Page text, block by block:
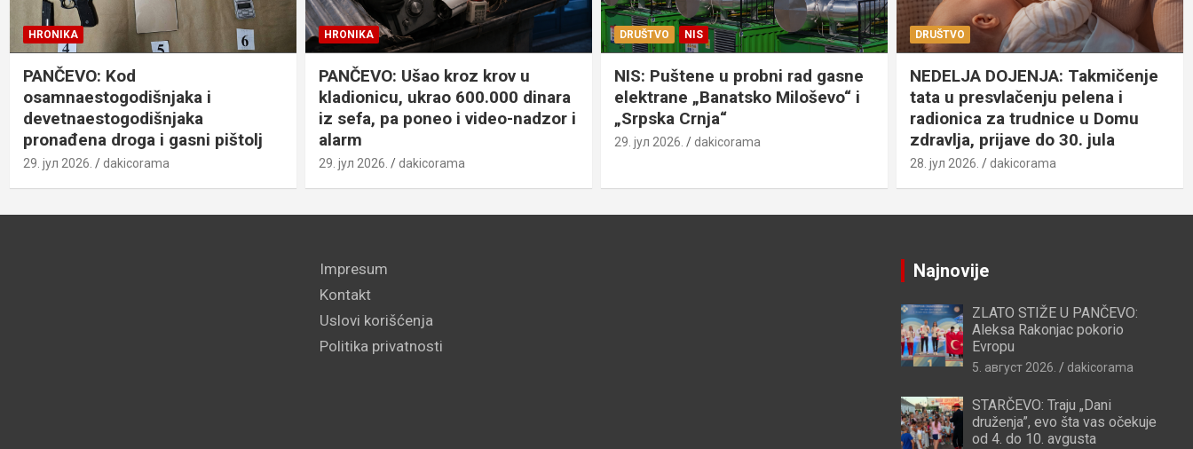
HRONIKA
PANČEVO: Kod
osamnaestogodišnjaka i
devetnaestogodišnjaka
pronađena droga i gasni pištolj
29. јул 2026. dakicorama
HRONIKA
PANČEVO: Ušao kroz krov u
kladionicu, ukrao 600.000 dinara
iz sefa, pa poneo i video-nadzor i
alarm
29. јул 2026. dakicorama
DRUŠTVO NIS
NIS: Puštene u probni rad gasne
elektrane „Banatsko Miloševo“ i
„Srpska Crnja“
29. јул 2026. dakicorama
DRUŠTVO
NEDELJA DOJENJA: Takmičenje
tata u presvlačenju pelena i
radionica za trudnice u Domu
zdravlja, prijave do 30. jula
28. јул 2026. dakicorama
Impresum
Kontakt
Uslovi korišćenja
Politika privatnosti
Najnovije
ZLATO STIŽE U PANČEVO:
Aleksa Rakonjac pokorio
Evropu
5. август 2026. dakicorama
STARČEVO: Traju „Dani
druženja”, evo šta vas očekuje
od 4. do 10. avgusta